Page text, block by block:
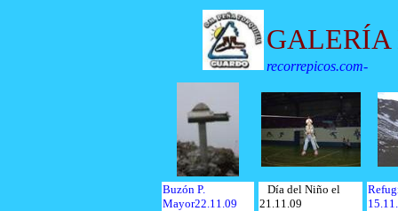
GALERÍA
recorrepicos.com-
Buzón P.
Mayor22.11.09
Día del Niño el
21.11.09